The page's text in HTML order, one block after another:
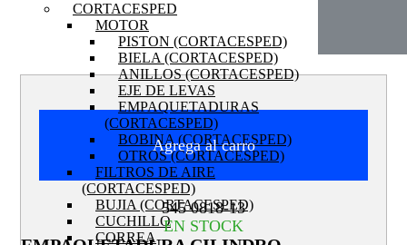
CORTACESPED
MOTOR
PISTON (CORTACESPED)
BIELA (CORTACESPED)
ANILLOS (CORTACESPED)
EJE DE LEVAS
EMPAQUETADURAS
(CORTACESPED)
BOBINA (CORTACESPED)
OTROS (CORTACESPED)
FILTROS DE AIRE
(CORTACESPED)
BUJIA (CORTACESPED)
CUCHILLO
CORREA
Agrega al carro
545 0818-13
EN STOCK